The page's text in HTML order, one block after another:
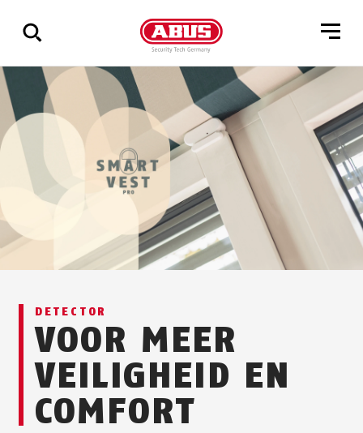
Geef
alle
resultaten
DETECTOR
VOOR MEER
VEILIGHEID EN
COMFORT